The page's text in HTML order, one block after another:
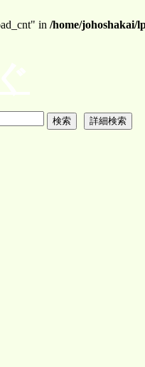
in /home/johoshakai/